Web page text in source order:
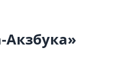
Акзбука»